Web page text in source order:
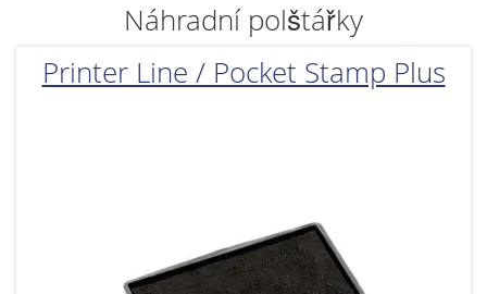
Náhradní polštářky
Printer Line / Pocket Stamp Plus